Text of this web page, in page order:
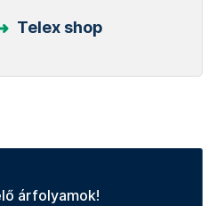
Telex shop
árfolyamok!